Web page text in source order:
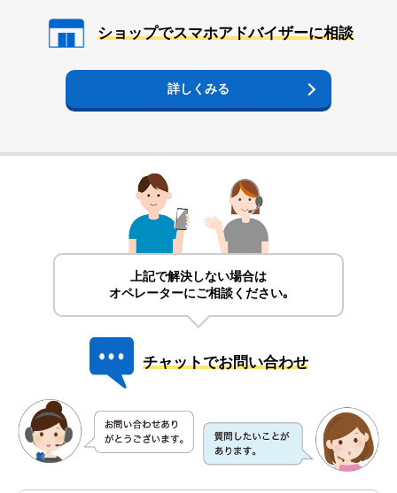
ショップでスマホアドバイザーに相談
詳しくみる
上記で解決しない場合は
オペレーターにご相談ください｡
チャットでお問い合わせ